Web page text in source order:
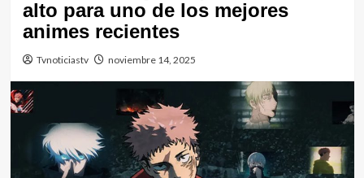
alto para uno de los mejores
animes recientes
Tvnoticiastv noviembre 14, 2025